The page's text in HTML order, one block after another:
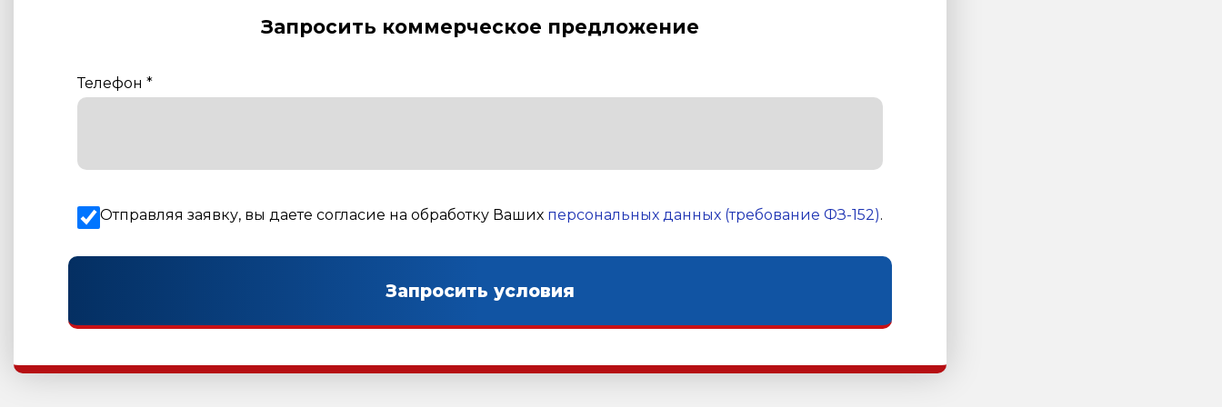
Запросить коммерческое предложение
Телефон *
Отправляя заявку, вы даете согласие на обработку Ваших персональных данных (требование ФЗ-152).